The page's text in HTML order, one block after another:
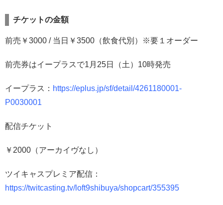
チケットの金額
前売￥3000 / 当日￥3500（飲食代別）※要１オーダー
前売券はイープラスで1月25日（土）10時発売
イープラス： https://eplus.jp/sf/detail/4261180001-
P0030001
配信チケット
￥2000（アーカイヴなし）
ツイキャスプレミア配信：
https://twitcasting.tv/loft9shibuya/shopcart/355395